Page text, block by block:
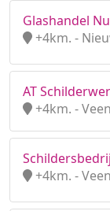
Glashandel
+4km. -
AT
+4km. -
+4km. -